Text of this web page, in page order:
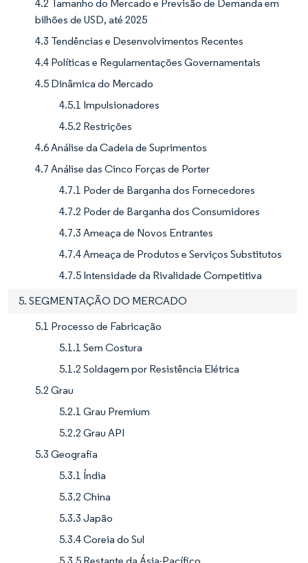
4.2 Tamanho do Mercado e Previsão de Demanda em
bilhões de USD, até 2025
4.3 Tendências e Desenvolvimentos Recentes
4.4 Políticas e Regulamentações Governamentais
4.5 Dinâmica do Mercado
4.5.1 Impulsionadores
4.5.2 Restrições
4.6 Análise da Cadeia de Suprimentos
4.7 Análise das Cinco Forças de Porter
4.7.1 Poder de Barganha dos Fornecedores
4.7.2 Poder de Barganha dos Consumidores
4.7.3 Ameaça de Novos Entrantes
4.7.4 Ameaça de Produtos e Serviços Substitutos
4.7.5 Intensidade da Rivalidade Competitiva
5. SEGMENTAÇÃO DO MERCADO
5.1 Processo de Fabricação
5.1.1 Sem Costura
5.1.2 Soldagem por Resistência Elétrica
5.2 Grau
5.2.1 Grau Premium
5.2.2 Grau API
5.3 Geografia
5.3.1 Índia
5.3.2 China
5.3.3 Japão
5.3.4 Coreia do Sul
5.3.5 Restante da Ásia-Pacífico